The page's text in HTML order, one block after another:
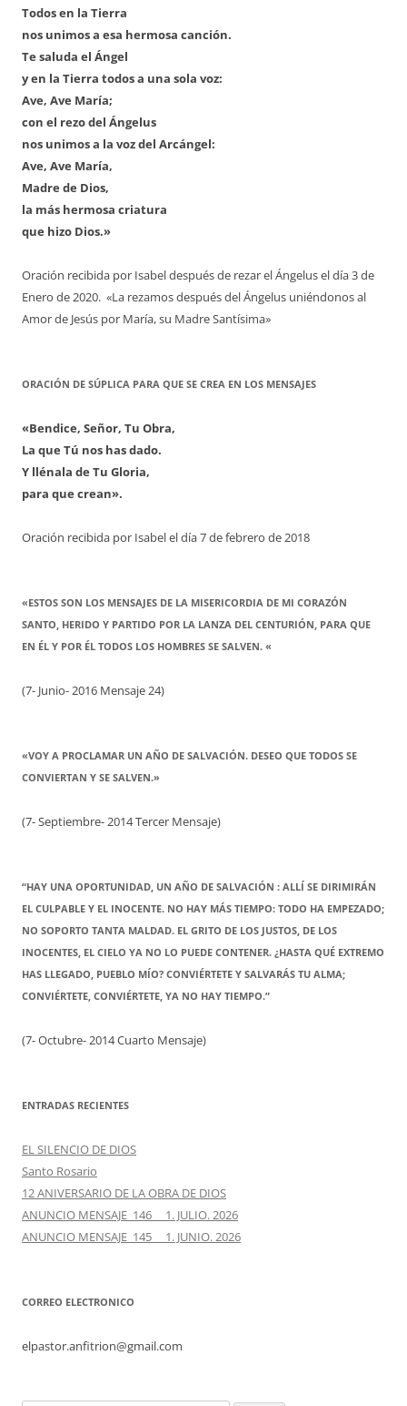
Todos en la Tierra
nos unimos a esa hermosa canción.
Te saluda el Ángel
y en la Tierra todos a una sola voz:
Ave, Ave María;
con el rezo del Ángelus
nos unimos a la voz del Arcángel:
Ave, Ave María,
Madre de Dios,
la más hermosa criatura
que hizo Dios.»
Oración recibida por Isabel después de rezar el Ángelus el día 3 de
Enero de 2020. «La rezamos después del Ángelus uniéndonos al
Amor de Jesús por María, su Madre Santísima»
ORACIÓN DE SÚPLICA PARA QUE SE CREA EN LOS MENSAJES
«Bendice, Señor, Tu Obra,
La que Tú nos has dado.
Y llénala de Tu Gloria,
para que crean».
Oración recibida por Isabel el día 7 de febrero de 2018
«ESTOS SON LOS MENSAJES DE LA MISERICORDIA DE MI CORAZÓN
SANTO, HERIDO Y PARTIDO POR LA LANZA DEL CENTURIÓN, PARA QUE
EN ÉL Y POR ÉL TODOS LOS HOMBRES SE SALVEN. «
(7- Junio- 2016 Mensaje 24)
«VOY A PROCLAMAR UN AÑO DE SALVACIÓN. DESEO QUE TODOS SE
CONVIERTAN Y SE SALVEN.»
(7- Septiembre- 2014 Tercer Mensaje)
“HAY UNA OPORTUNIDAD, UN AÑO DE SALVACIÓN : ALLÍ SE DIRIMIRÁN
EL CULPABLE Y EL INOCENTE. NO HAY MÁS TIEMPO: TODO HA EMPEZADO;
NO SOPORTO TANTA MALDAD. EL GRITO DE LOS JUSTOS, DE LOS
INOCENTES, EL CIELO YA NO LO PUEDE CONTENER. ¿HASTA QUÉ EXTREMO
HAS LLEGADO, PUEBLO MÍO? CONVIÉRTETE Y SALVARÁS TU ALMA;
CONVIÉRTETE, CONVIÉRTETE, YA NO HAY TIEMPO.”
(7- Octubre- 2014 Cuarto Mensaje)
ENTRADAS RECIENTES
EL SILENCIO DE DIOS
Santo Rosario
12 ANIVERSARIO DE LA OBRA DE DIOS
ANUNCIO MENSAJE 146 1. JULIO. 2026
ANUNCIO MENSAJE 145 1. JUNIO. 2026
CORREO ELECTRONICO
elpastor.anfitrion@gmail.com